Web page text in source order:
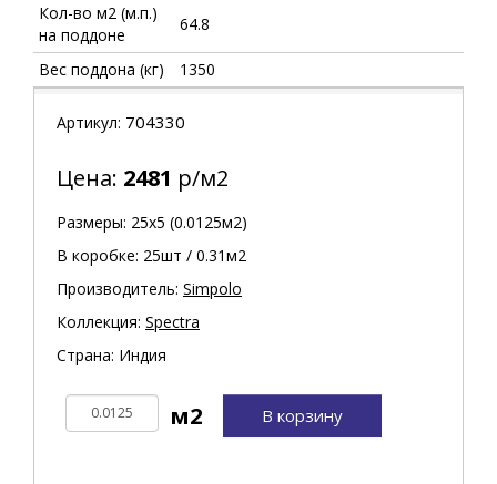
Кол-во м2 (м.п.)
на поддоне
64.8
Вес поддона (кг) 1350
Артикул: 704330
Цена: 2481 р/м2
Размеры: 25х5 (0.0125м2)
В коробке: 25шт / 0.31м2
Производитель: Simpolo
Коллекция: Spectra
Страна: Индия
В корзину